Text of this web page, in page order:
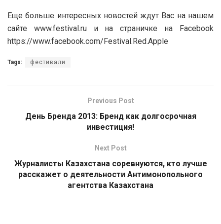
Еще больше интересных новостей ждут Вас на нашем
сайте www.festival.ru и на страничке на Facebook
https://www.facebook.com/Festival.Red.Apple
Tags: фестивали
Previous Post
День Бренда 2013: Бренд как долгосрочная
инвестиция!
Next Post
Журналисты Казахстана соревнуются, кто лучше
расскажет о деятельности Антимонопольного
агентства Казахстана